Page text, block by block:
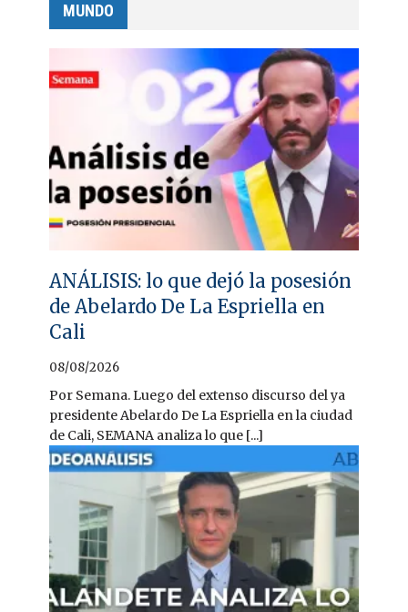
MUNDO
ANÁLISIS: lo que dejó la posesión
de Abelardo De La Espriella en
Cali
08/08/2026
Por Semana. Luego del extenso discurso del ya
presidente Abelardo De La Espriella en la ciudad
de Cali, SEMANA analiza lo que [...]